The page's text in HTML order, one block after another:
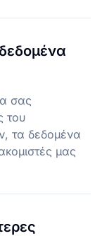
σας
του
τα δεδομένα
μας